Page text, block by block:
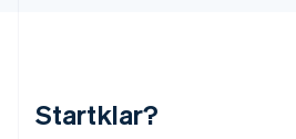
Startklar?
Nederlands English
Norwegen